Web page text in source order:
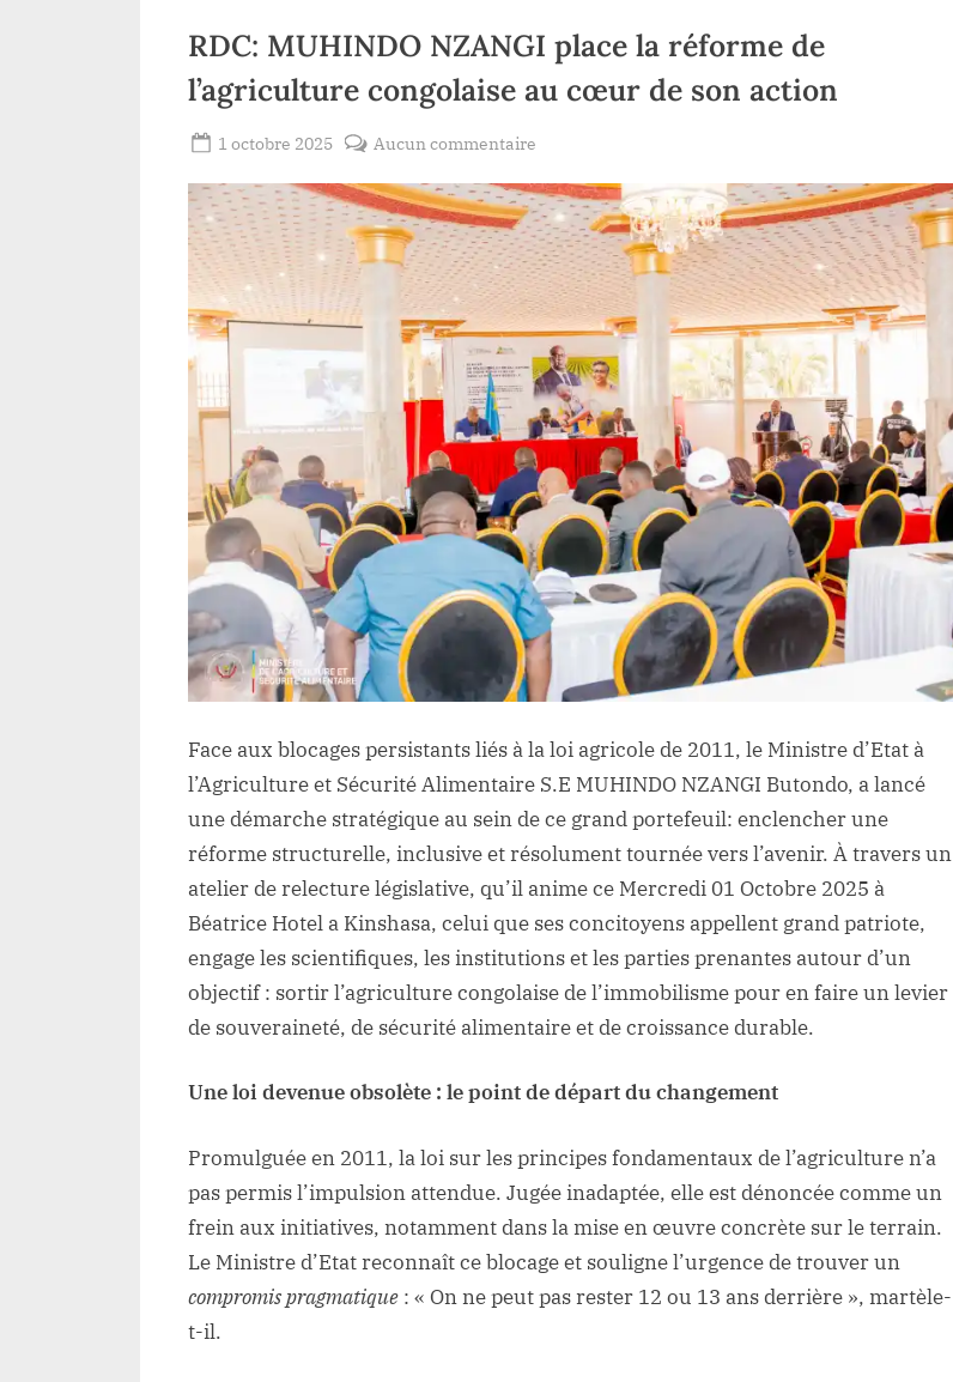
RDC: MUHINDO NZANGI place la réforme de
l’agriculture congolaise au cœur de son action
Posted
1 octobre 2025
Lacloche
Aucun commentaire
MUHINDO
NZANGI
place
la
réforme
de
l’agriculture
congolaise
au
cœur
de
son
action
Face aux blocages persistants liés à la loi agricole de 2011, le Ministre d’Etat à
l’Agriculture et Sécurité Alimentaire S.E MUHINDO NZANGI Butondo, a lancé
une démarche stratégique au sein de ce grand portefeuil: enclencher une
réforme structurelle, inclusive et résolument tournée vers l’avenir. À travers un
atelier de relecture législative, qu’il anime ce Mercredi 01 Octobre 2025 à
Béatrice Hotel a Kinshasa, celui que ses concitoyens appellent grand patriote,
engage les scientifiques, les institutions et les parties prenantes autour d’un
objectif : sortir l’agriculture congolaise de l’immobilisme pour en faire un levier
de souveraineté, de sécurité alimentaire et de croissance durable.
Une loi devenue obsolète : le point de départ du changement
Promulguée en 2011, la loi sur les principes fondamentaux de l’agriculture n’a
pas permis l’impulsion attendue. Jugée inadaptée, elle est dénoncée comme un
frein aux initiatives, notamment dans la mise en œuvre concrète sur le terrain.
Le Ministre d’Etat reconnaît ce blocage et souligne l’urgence de trouver un
compromis pragmatique : « On ne peut pas rester 12 ou 13 ans derrière », martèle-
t-il.